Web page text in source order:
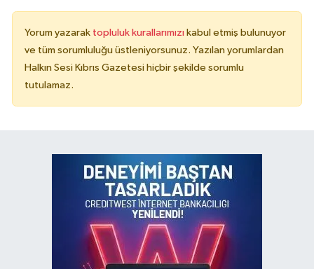
Yorum yazarak topluluk kurallarımızı kabul etmiş bulunuyor
ve tüm sorumluluğu üstleniyorsunuz. Yazılan yorumlardan
Halkın Sesi Kıbrıs Gazetesi hiçbir şekilde sorumlu
tutulamaz.